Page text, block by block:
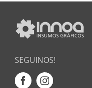
SEGUINOS!